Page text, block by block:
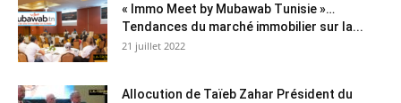
« Immo Meet by Mubawab Tunisie »…
Tendances du marché immobilier sur la...
21 juillet 2022
Allocution de Taïeb Zahar Président du